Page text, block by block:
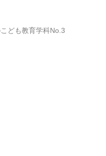
ども教育学科No.3